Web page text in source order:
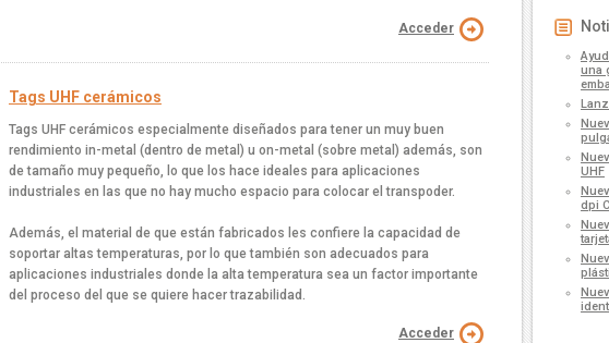
Acceder
Tags UHF cerámicos
Tags UHF cerámicos especialmente diseñados para tener un muy buen
rendimiento in-metal (dentro de metal) u on-metal (sobre metal) además, son
de tamaño muy pequeño, lo que los hace ideales para aplicaciones
industriales en las que no hay mucho espacio para colocar el transpoder.
Además, el material de que están fabricados les confiere la capacidad de
soportar altas temperaturas, por lo que también son adecuados para
aplicaciones industriales donde la alta temperatura sea un factor importante
del proceso del que se quiere hacer trazabilidad.
Acceder
una
UHF
dpi